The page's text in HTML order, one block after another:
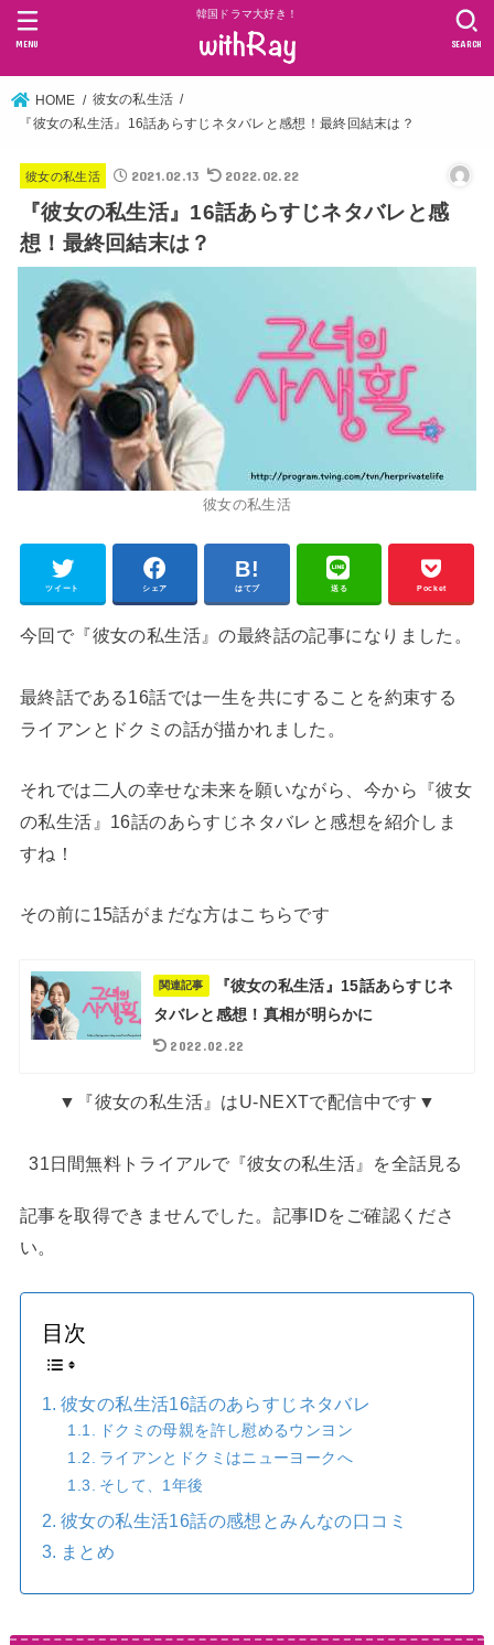
韓国ドラマ大好き！
SEARCH
MENU
HOME
彼女の私生活
『彼女の私生活』16話あらすじネタバレと感想！最終回結末は？
彼女の私生活 2021.02.13 2022.02.22
『彼女の私生活』16話あらすじネタバレと感
想！最終回結末は？
彼女の私生活
ツイート シェア はてブ 送る Pocket
今回で『彼女の私生活』の最終話の記事になりました。
最終話である16話では一生を共にすることを約束する
ライアンとドクミの話が描かれました。
それでは二人の幸せな未来を願いながら、今から『彼女
の私生活』16話のあらすじネタバレと感想を紹介しま
すね！
その前に15話がまだな方はこちらです
関連記事
『彼女の私生活』15話あらすじネ
タバレと感想！真相が明らかに
2022.02.22
▼『彼女の私生活』はU-NEXTで配信中です▼
31日間無料トライアルで『彼女の私生活』を全話見る
記事を取得できませんでした。記事IDをご確認くださ
い。
目次
彼女の私生活16話のあらすじネタバレ
ドクミの母親を許し慰めるウンヨン
ライアンとドクミはニューヨークへ
そして、1年後
彼女の私生活16話の感想とみんなの口コミ
まとめ